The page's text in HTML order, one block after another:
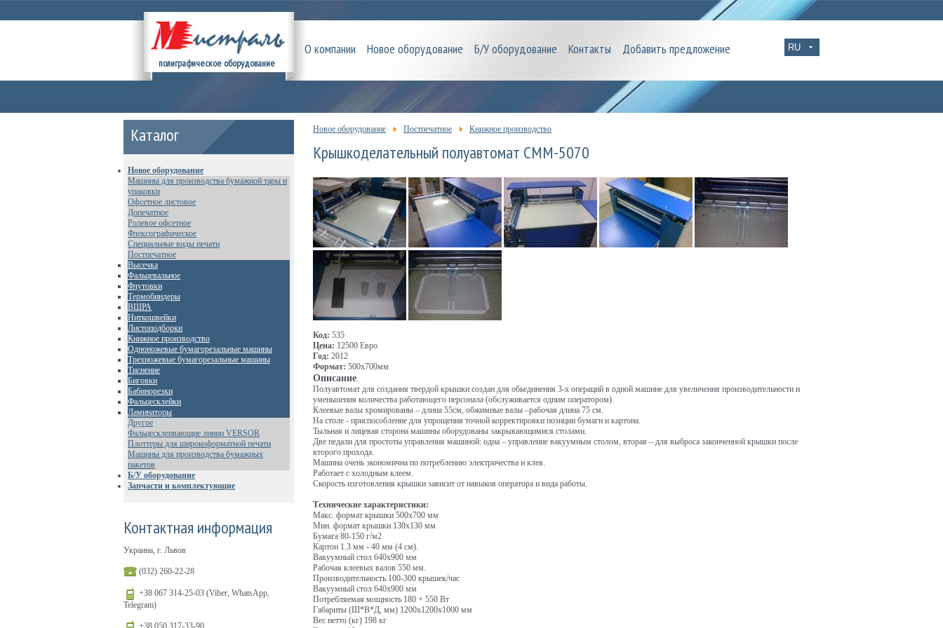
полиграфическое оборудование
О компании Новое оборудование Б/У оборудование Контакты Добавить предложение
Каталог
Новое оборудование
Машины для производства бумажной тары и
упаковки
Офсетное листовое
Допечатное
Ролевое офсетное
Флексографическое
Специальные виды печати
Постпечатное
Высечка
Фальцевальное
Флутовки
Термобиндеры
ВШРА
Ниткошвейки
Листоподборки
Книжное производство
Одноножевые бумагорезальные машины
Трехножевые бумагорезальные машины
Тиснение
Биговки
Бабинорезки
Фальцесклейки
Ламинаторы
Другое
Фальцесклеивающие линии VERSOR
Плоттеры для широкоформатной печати
Машины для производства бумажных
пакетов
Б/У оборудование
Запчасти и комплектующие
Контактная информация
Украина, г. Львов
(032) 260-22-28
+38 067 314-25-03 (Viber, WhatsApp,
Telegram)
Новое оборудование Постпечатное Книжное производство
Крышкоделательный полуавтомат CMM-5070
Код: 535
Цена: 12500 Евро
Год: 2012
Формат: 500x700мм
Описание
Полуавтомат для создания твердой крышки создан для обьединения 3-х операций в одной машине для увеличения производительности и
уменьшения количества работающего персонала (обслуживается одним оператором).
Клеевые валы хромированы – длина 55см, обжимные валы –рабочая длина 75 см.
На столе - приспособление для упрощения точной корректировки позиции бумаги и картона.
Тыльная и лицевая сторона машины оборудованы закрывающимися столами.
Две педали для простоты управления машиной: одна – управление вакуумным столом, вторая – для выброса законченной крышки после
второго прохода.
Машина очень экономична по потреблению электричества и клея.
Работает с холодным клеем.
Скорость изготовления крышки зависит от навыков оператора и вида работы.
Технические характеристики:
Макс. формат крышки 500x700 мм
Мин. формат крышки 130х130 мм
Бумага 80-150 г/м2
Картон 1.3 мм - 40 мм (4 см).
Вакуумный стол 640x900 мм
Рабочая клеевых валов 550 мм.
Производительность 100-300 крышек/час
Вакуумный стол 640x900 мм
Потребляемая мощность 180 + 550 Вт
Габариты (Ш*В*Д, мм) 1200x1200x1000 мм
Вес нетто (кг) 198 кг